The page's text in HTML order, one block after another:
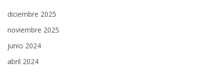
diciembre 2025
noviembre 2025
junio 2024
abril 2024